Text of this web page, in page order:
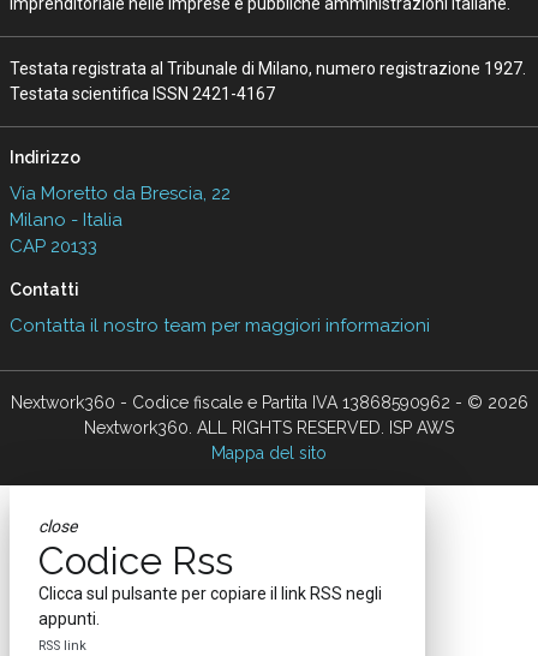
Testata registrata al Tribunale di Milano, numero registrazione 1927.
Testata scientifica ISSN 2421-4167
Indirizzo
Via Moretto da Brescia, 22
Milano - Italia
CAP 20133
Contatti
Contatta il nostro team per maggiori informazioni
Nextwork360 - Codice fiscale e Partita IVA 13868590962 - © 2026
Nextwork360. ALL RIGHTS RESERVED. ISP AWS
Mappa del sito
close
Codice Rss
Clicca sul pulsante per copiare il link RSS negli
appunti.
RSS link